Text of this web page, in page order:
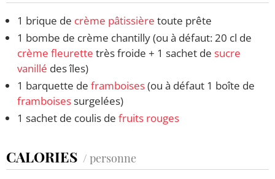
1 brique de crème pâtissière toute prête
1 bombe de crème chantilly (ou à défaut: 20 cl de
crème fleurette très froide + 1 sachet de sucre
vanillé des îles)
1 barquette de framboises(ou à défaut 1 boîte de
framboisessurgelées)
1 sachet de coulis de fruits rouges
CALORIES / personne